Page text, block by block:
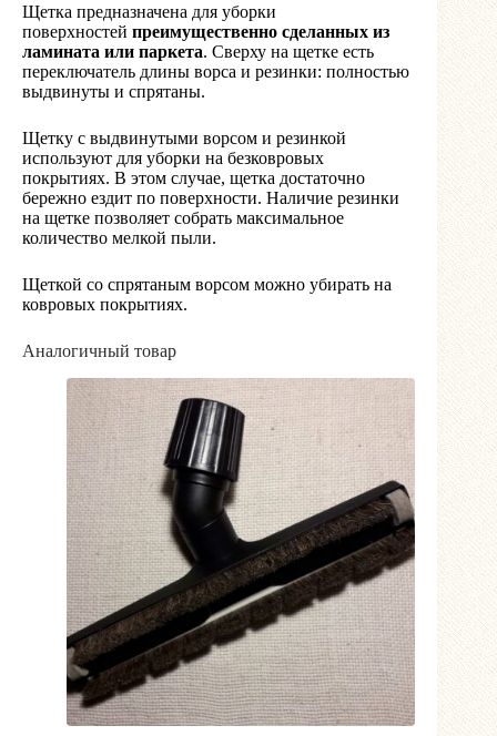
Щетка предназначена для уборки
поверхностей преимущественно сделанных из
ламината или паркета. Сверху на щетке есть
переключатель длины ворса и резинки: полностью
выдвинуты и спрятаны.
Щетку с выдвинутыми ворсом и резинкой
используют для уборки на безковровых
покрытиях. В этом случае, щетка достаточно
бережно ездит по поверхности. Наличие резинки
на щетке позволяет собрать максимальное
количество мелкой пыли.
Щеткой со спрятаным ворсом можно убирать на
ковровых покрытиях.
Аналогичный товар